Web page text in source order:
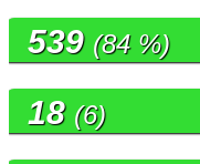
539 (84 %)
18 (6)